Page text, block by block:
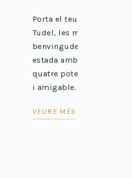
Porta el teu amic pelut!
Tudel, les mascotes són
benvingudes. Gaudeix
estada amb el teu
quatre potes en un
i amigable.
VEURE MÉS